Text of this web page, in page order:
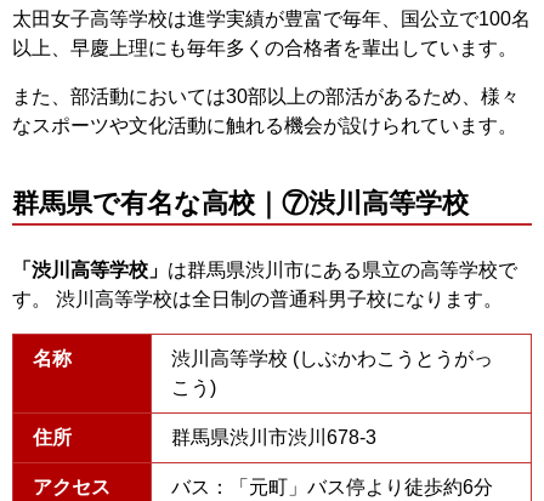
太田女子高等学校は進学実績が豊富で毎年、国公立で100名
以上、早慶上理にも毎年多くの合格者を輩出しています。
また、部活動においては30部以上の部活があるため、様々
なスポーツや文化活動に触れる機会が設けられています。
群馬県で有名な高校｜⑦渋川高等学校
「渋川高等学校」 は群馬県渋川市にある県立の高等学校で
す。 渋川高等学校は全日制の普通科男子校になります。
名称
渋川高等学校 (しぶかわこうとうがっ
こう)
住所 群馬県渋川市渋川678-3
アクセス
バス：「元町」バス停より徒歩約6分